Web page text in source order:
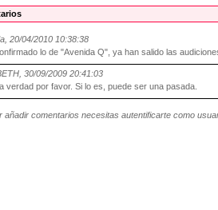
20/04/2010 10:38:38
lo de "Avenida Q", ya han salido las
30/09/2009 20:41:03
verdad por favor. Si lo es, puede ser una pasada.
añadir comentarios necesitas autentificarte como